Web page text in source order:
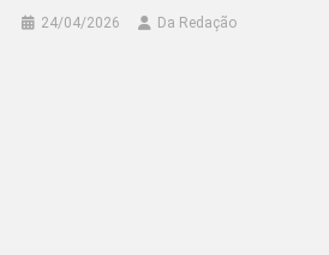
24/04/2026 Da Redação